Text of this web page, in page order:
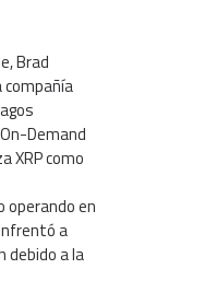
Brad
compañía
Demand
XRP como
en
a
debido a la